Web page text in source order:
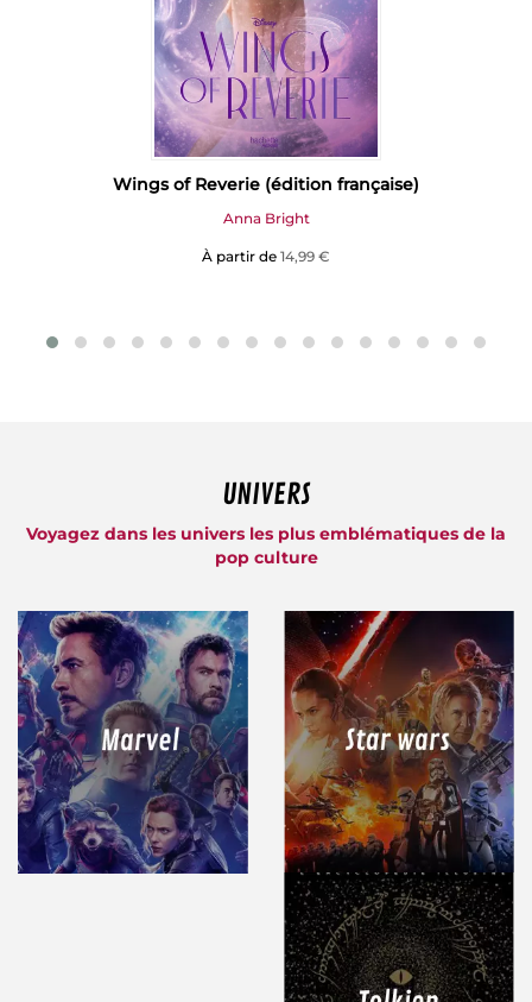
Wings of Reverie (édition française)
Anna Bright
À partir de 14,99 €
UNIVERS
Voyagez dans les univers les plus emblématiques de la
pop culture